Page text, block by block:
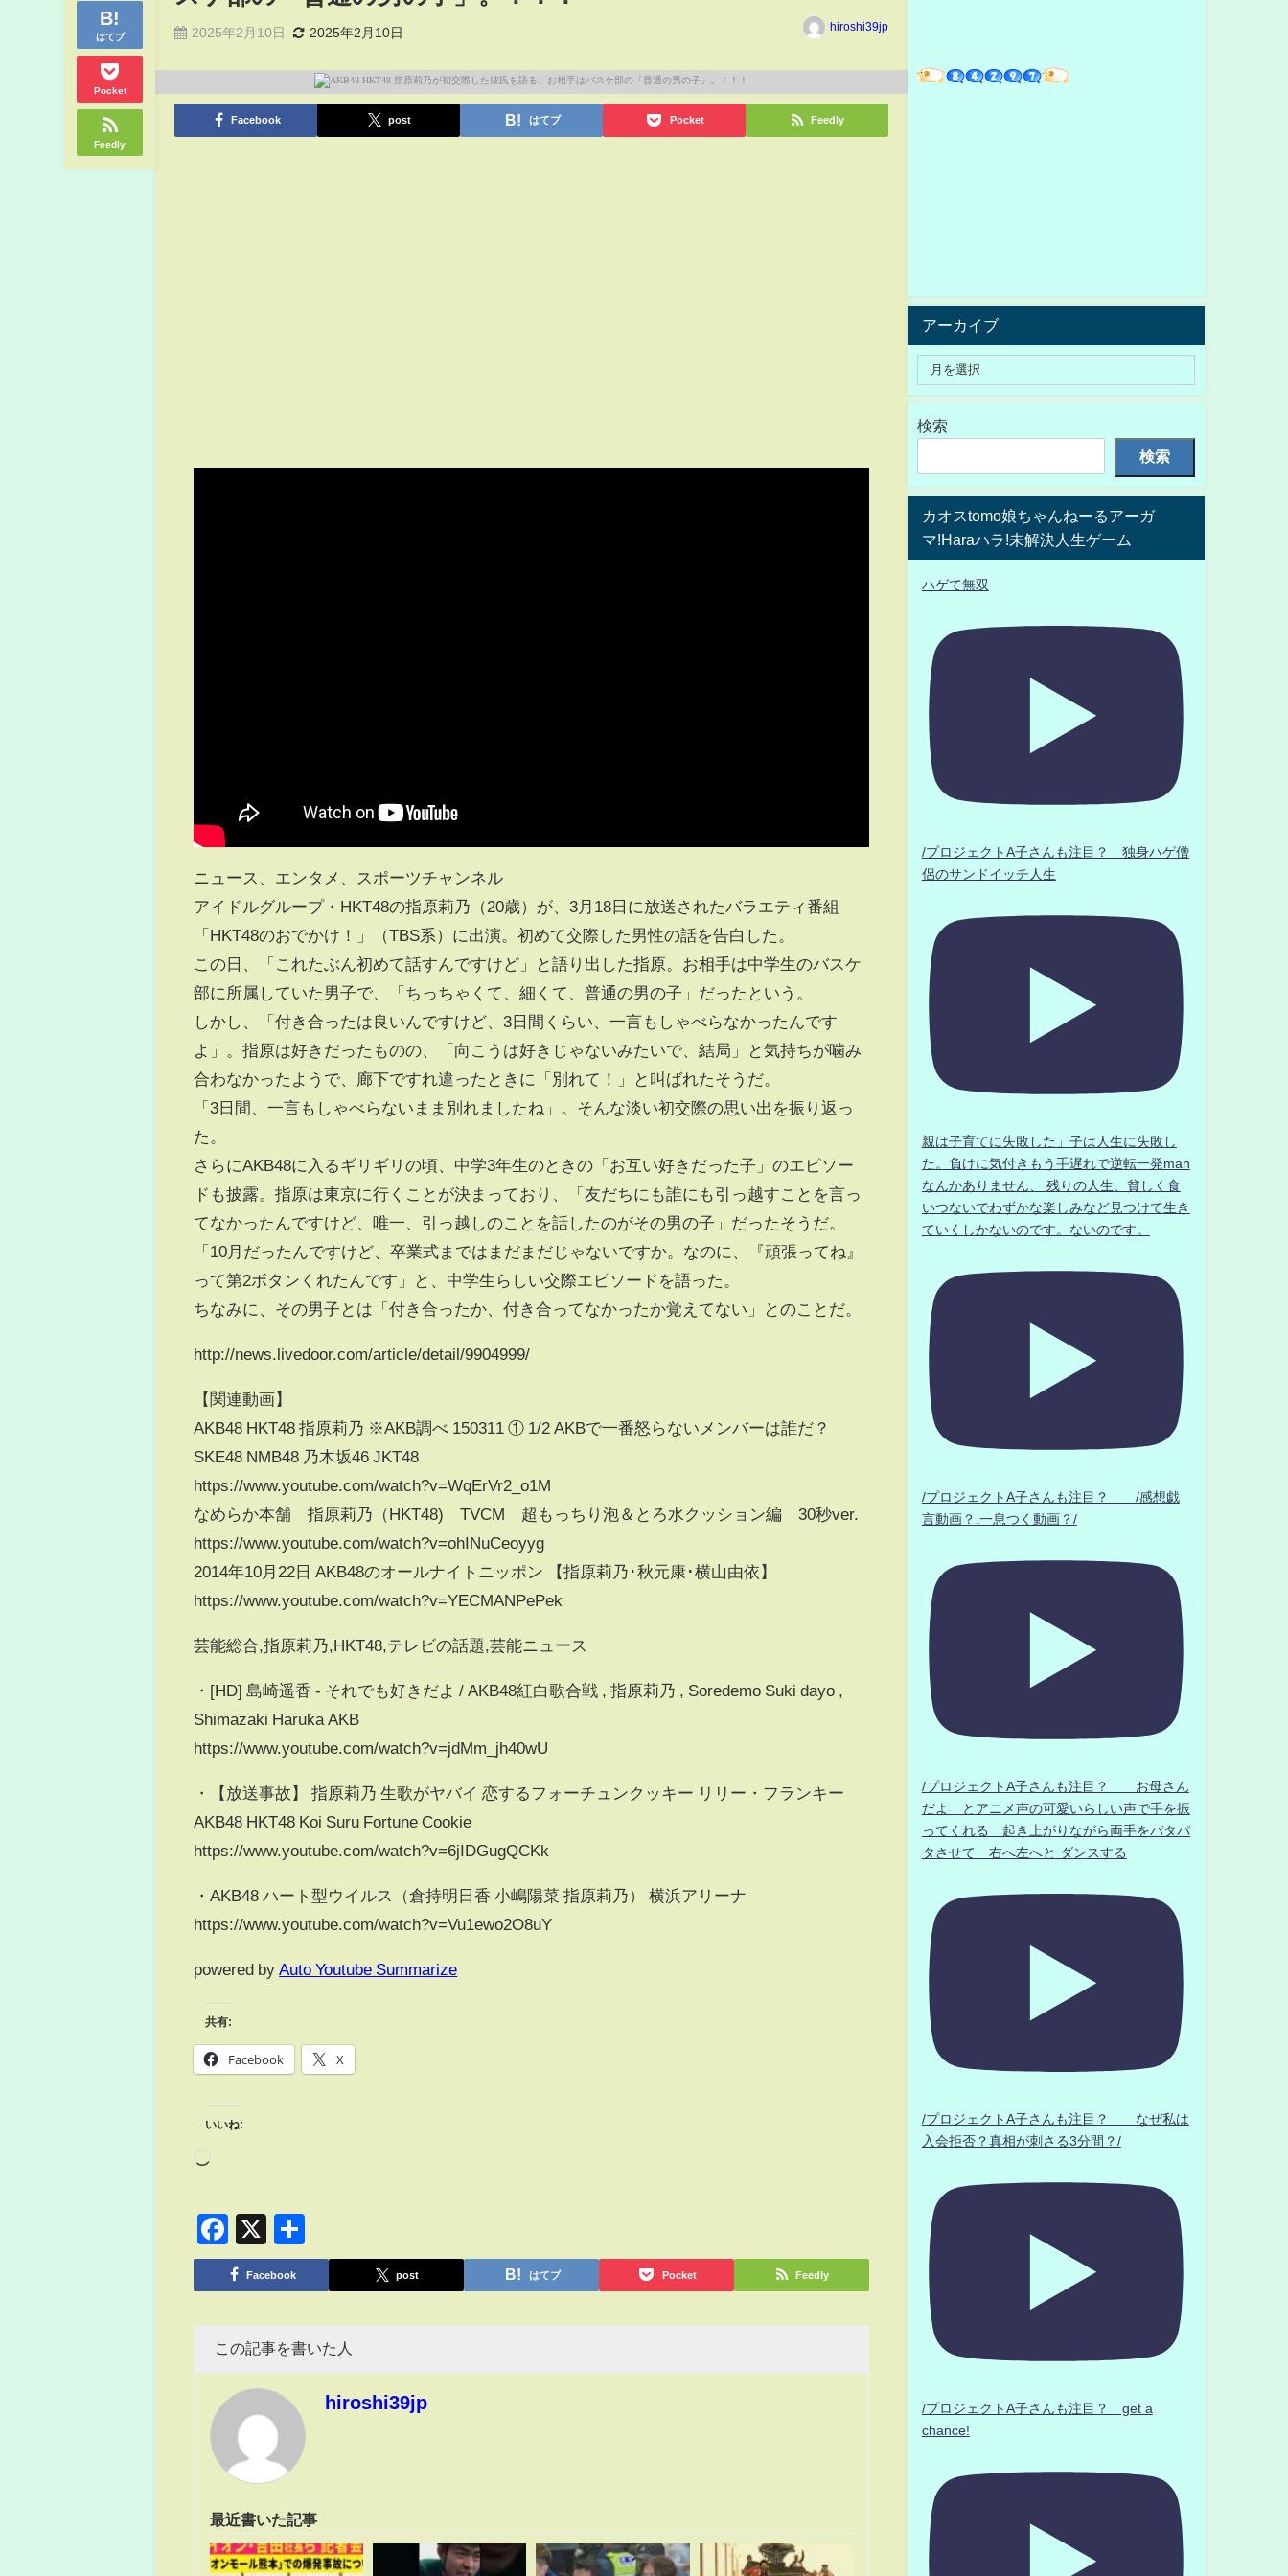
はてブ
Pocket
Feedly
2025年2月10日 2025年2月10日 hiroshi39jp
Facebook post はてブ Pocket Feedly
ニュース、エンタメ、スポーツチャンネル
アイドルグループ・HKT48の指原莉乃（20歳）が、3月18日に放送されたバラエティ番組
「HKT48のおでかけ！」（TBS系）に出演。初めて交際した男性の話を告白した。
この日、「これたぶん初めて話すんですけど」と語り出した指原。お相手は中学生のバスケ
部に所属していた男子で、「ちっちゃくて、細くて、普通の男の子」だったという。
しかし、「付き合ったは良いんですけど、3日間くらい、一言もしゃべらなかったんです
よ」。指原は好きだったものの、「向こうは好きじゃないみたいで、結局」と気持ちが噛み
合わなかったようで、廊下ですれ違ったときに「別れて！」と叫ばれたそうだ。
「3日間、一言もしゃべらないまま別れましたね」。そんな淡い初交際の思い出を振り返っ
た。
さらにAKB48に入るギリギリの頃、中学3年生のときの「お互い好きだった子」のエピソー
ドも披露。指原は東京に行くことが決まっており、「友だちにも誰にも引っ越すことを言っ
てなかったんですけど、唯一、引っ越しのことを話したのがその男の子」だったそうだ。
「10月だったんですけど、卒業式まではまだまだじゃないですか。なのに、『頑張ってね』
って第2ボタンくれたんです」と、中学生らしい交際エピソードを語った。
ちなみに、その男子とは「付き合ったか、付き合ってなかったか覚えてない」とのことだ。
http://news.livedoor.com/article/detail/9904999/
【関連動画】
AKB48 HKT48 指原莉乃 ※AKB調べ 150311 ① 1/2 AKBで一番怒らないメンバーは誰だ？
SKE48 NMB48 乃木坂46 JKT48
https://www.youtube.com/watch?v=WqErVr2_o1M
なめらか本舗 指原莉乃（HKT48) TVCM 超もっちり泡＆とろ水クッション編 30秒ver.
https://www.youtube.com/watch?v=ohINuCeoyyg
2014年10月22日 AKB48のオールナイトニッポン 【指原莉乃･秋元康･横山由依】
https://www.youtube.com/watch?v=YECMANPePek
芸能総合,指原莉乃,HKT48,テレビの話題,芸能ニュース
・[HD] 島崎遥香 - それでも好きだよ / AKB48紅白歌合戦 , 指原莉乃 , Soredemo Suki dayo ,
Shimazaki Haruka AKB
https://www.youtube.com/watch?v=jdMm_jh40wU
・【放送事故】 指原莉乃 生歌がヤバイ 恋するフォーチュンクッキー リリー・フランキー
AKB48 HKT48 Koi Suru Fortune Cookie
https://www.youtube.com/watch?v=6jIDGugQCKk
・AKB48 ハート型ウイルス（倉持明日香 小嶋陽菜 指原莉乃） 横浜アリーナ
https://www.youtube.com/watch?v=Vu1ewo2O8uY
powered by Auto Youtube Summarize
共有:
Facebook X
いいね:
Facebook
X
有
Facebook post はてブ Pocket Feedly
この記事を書いた人
hiroshi39jp
最近書いた記事
アーカイブ
検索
検索
カオスtomo娘ちゃんねーるアーガ
マ!Haraハラ!未解決人生ゲーム
ハゲて無双
/プロジェクトA子さんも注目？ 独身ハゲ僧
侶のサンドイッチ人生
親は子育てに失敗した」子は人生に失敗し
た。負けに気付きもう手遅れで逆転一発man
なんかありません、 残りの人生、貧しく食
いつないでわずかな楽しみなど見つけて生き
ていくしかないのです。ないのです。
/プロジェクトA子さんも注目？ /感想戯
言動画？.一息つく動画？/
/プロジェクトA子さんも注目？ お母さん
だよ とアニメ声の可愛いらしい声で手を振
ってくれる 起き上がりながら両手をパタパ
タさせて 右へ左へと ダンスする
/プロジェクトA子さんも注目？ なぜ私は
入会拒否？真相が刺さる3分間？/
/プロジェクトA子さんも注目？ get a
chance!